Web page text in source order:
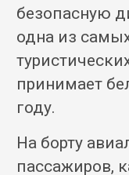
безопасную
одна из
принимает
году.
На борту
пассажиров,